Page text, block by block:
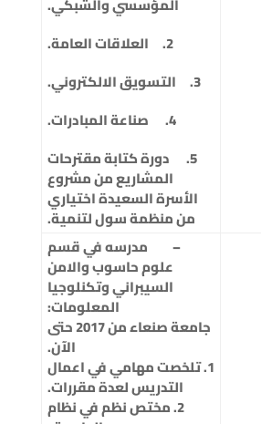
2. العلاقات العامة.
3. التسويق الالكتروني.
4. صناعة المبادرات.
5. دورة كتابة مقترحات
المشاريع من مشروع
الأسرة السعيدة اختياري
من منظمة سول لتنمية.
– مدرسه في قسم
علوم حاسوب والامن
السيبراني وتكنلوجيا
المعلومات:
جامعة صنعاء من 2017 حتى
الآن.
1. تلخصت مهامي في اعمال
التدريس لعدة مقررات.
2. مختص نظم في نظام